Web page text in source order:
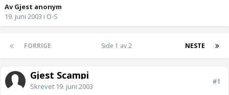
Av Gjest anonym
19. juni 2003 i O-S
FORRIGE NESTE
Side 1 av 2
Gjest Scampi
Skrevet 19. juni 2003
#1